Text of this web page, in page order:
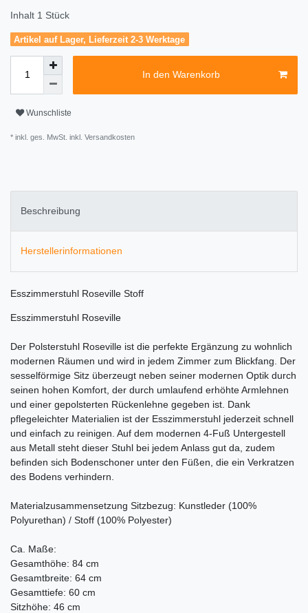
Inhalt 1 Stück
Artikel auf Lager, Lieferzeit 2-3 Werktage
In den Warenkorb
Wunschliste
* inkl. ges. MwSt. inkl. Versandkosten
Beschreibung
Herstellerinformationen
Esszimmerstuhl Roseville Stoff
Esszimmerstuhl Roseville
Der Polsterstuhl Roseville ist die perfekte Ergänzung zu wohnlich
modernen Räumen und wird in jedem Zimmer zum Blickfang. Der
sesselförmige Sitz überzeugt neben seiner modernen Optik durch
seinen hohen Komfort, der durch umlaufend erhöhte Armlehnen
und einer gepolsterten Rückenlehne gegeben ist. Dank
pflegeleichter Materialien ist der Esszimmerstuhl jederzeit schnell
und einfach zu reinigen. Auf dem modernen 4-Fuß Untergestell
aus Metall steht dieser Stuhl bei jedem Anlass gut da, zudem
befinden sich Bodenschoner unter den Füßen, die ein Verkratzen
des Bodens verhindern.
Materialzusammensetzung Sitzbezug: Kunstleder (100%
Polyurethan) / Stoff (100% Polyester)
Ca. Maße:
Gesamthöhe: 84 cm
Gesamtbreite: 64 cm
Gesamttiefe: 60 cm
Sitzhöhe: 46 cm